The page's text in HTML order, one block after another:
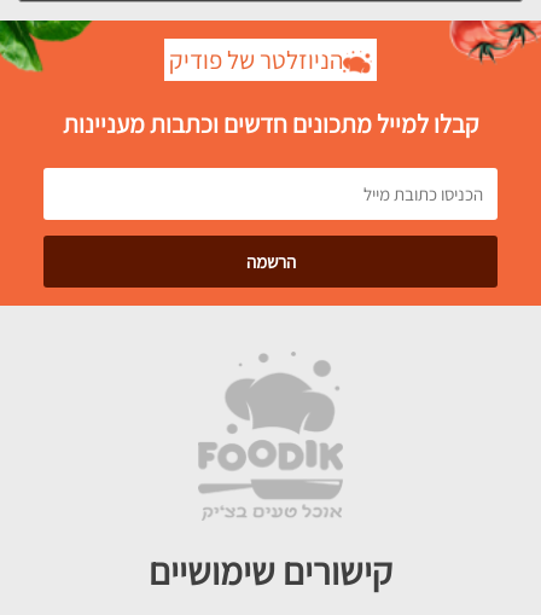
הניוזלטר של פודיק
קבלו למייל מתכונים חדשים וכתבות מעניינות
קישורים שימושיים